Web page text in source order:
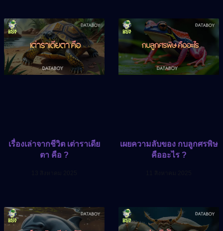
เรื่องเล่าจากชีวิต เต่าราเดีย
ตา คือ ?
เผยความลับของ กบลูกศรพิษ
คืออะไร ?